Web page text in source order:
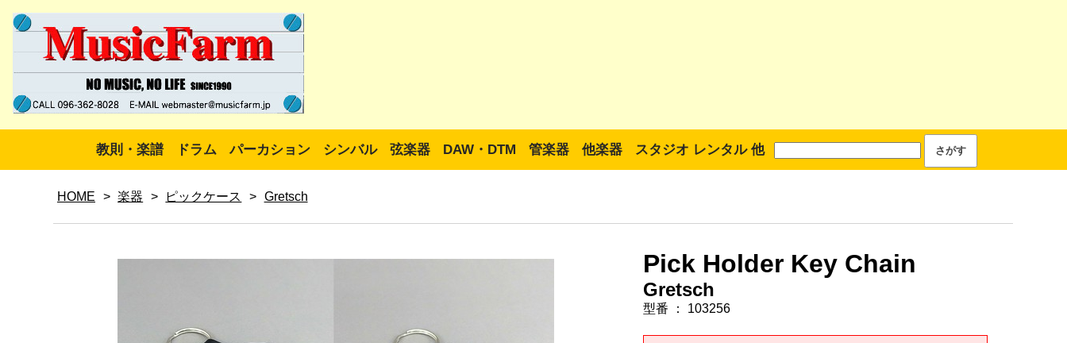
教則・楽譜 ドラム パーカション シンバル 弦楽器 DAW・DTM 管楽器 他楽器 スタジオ レンタル 他
HOME > 楽器 > ピックケース > Gretsch
Pick Holder Key Chain
Gretsch
型番 ： 103256